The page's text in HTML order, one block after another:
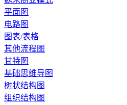
平面图
电路图
图表/表格
其他流程图
甘特图
基础思维导图
树状结构图
组织结构图